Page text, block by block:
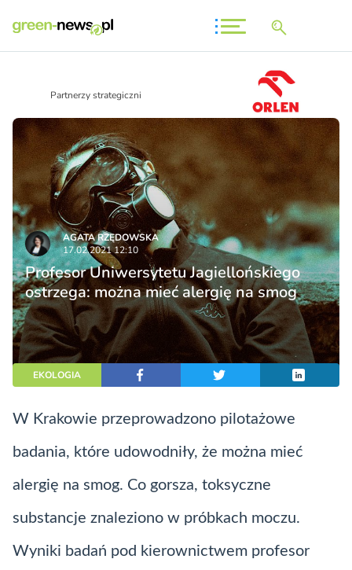
Partnerzy strategiczni
AGATA RZĘDOWSKA
17.02.2021 12:10
Profesor Uniwersytetu Jagiellońskiego
ostrzega: można mieć alergię na smog
EKOLOGIA
W Krakowie przeprowadzono pilotażowe
badania, które udowodniły, że można mieć
alergię na smog. Co gorsza, toksyczne
substancje znaleziono w próbkach moczu.
Wyniki badań pod kierownictwem profesor